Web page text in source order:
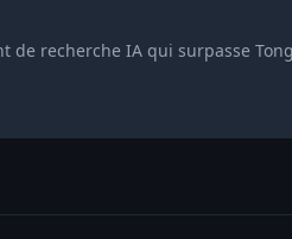
de recherche IA qui surpasse